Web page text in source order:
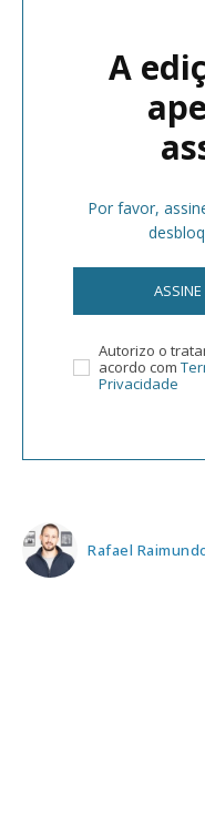
A
Por favor,
Autorizo o
acordo com
Privacidade
Rafael